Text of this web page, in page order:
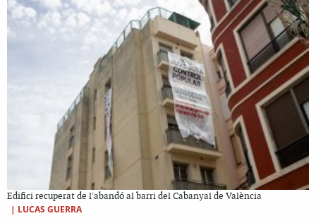
Edifici recuperat de l'abandó al barri del Cabanyal de València
| LUCAS GUERRA